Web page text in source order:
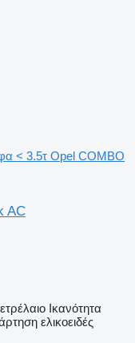
< 3.5τ Opel COMBO
AC
Ικανότητα
ελικοειδές